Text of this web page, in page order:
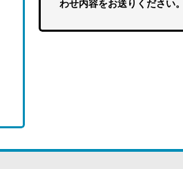
わせ内容をお送りください。